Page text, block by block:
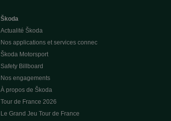
Škoda
Actualité Škoda
Nos applications et services connec
Škoda Motorsport
Safety Billboard
Nos engagements
À propos de Škoda
Tour de France 2026
Le Grand Jeu Tour de France